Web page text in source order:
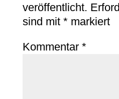
veröffentlicht.
sind mit * markiert
Kommentar *